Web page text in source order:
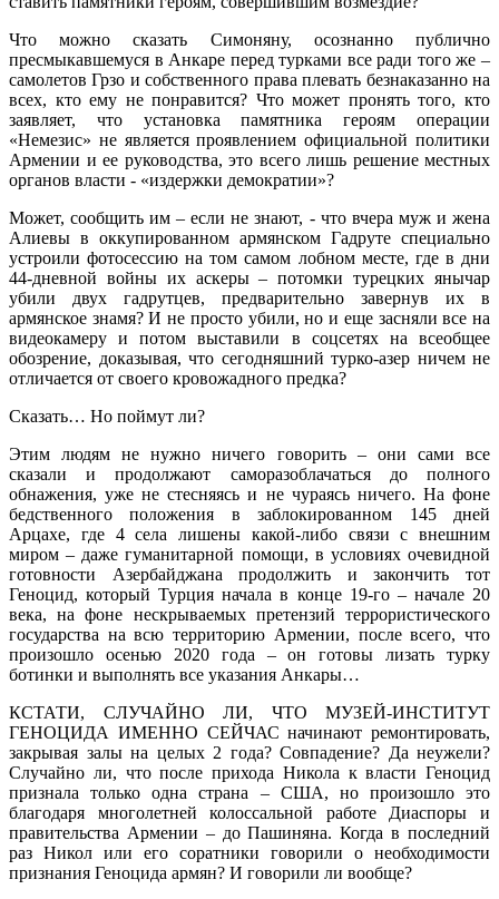
Что можно сказать Симоняну, осознанно публично
пресмыкавшемуся в Анкаре перед турками все ради того же –
самолетов Грзо и собственного права плевать безнаказанно на
всех, кто ему не понравится? Что может пронять того, кто
заявляет, что установка памятника героям операции
«Немезис» не является проявлением официальной политики
Армении и ее руководства, это всего лишь решение местных
органов власти - «издержки демократии»?
Может, сообщить им – если не знают, - что вчера муж и жена
Алиевы в оккупированном армянском Гадруте специально
устроили фотосессию на том самом лобном месте, где в дни
44-дневной войны их аскеры – потомки турецких янычар
убили двух гадрутцев, предварительно завернув их в
армянское знамя? И не просто убили, но и еще засняли все на
видеокамеру и потом выставили в соцсетях на всеобщее
обозрение, доказывая, что сегодняшний турко-азер ничем не
отличается от своего кровожадного предка?
Сказать… Но поймут ли?
Этим людям не нужно ничего говорить – они сами все
сказали и продолжают саморазоблачаться до полного
обнажения, уже не стесняясь и не чураясь ничего. На фоне
бедственного положения в заблокированном 145 дней
Арцахе, где 4 села лишены какой-либо связи с внешним
миром – даже гуманитарной помощи, в условиях очевидной
готовности Азербайджана продолжить и закончить тот
Геноцид, который Турция начала в конце 19-го – начале 20
века, на фоне нескрываемых претензий террористического
государства на всю территорию Армении, после всего, что
произошло осенью 2020 года – он готовы лизать турку
ботинки и выполнять все указания Анкары…
КСТАТИ, СЛУЧАЙНО ЛИ, ЧТО МУЗЕЙ-ИНСТИТУТ
ГЕНОЦИДА ИМЕННО СЕЙЧАС начинают ремонтировать,
закрывая залы на целых 2 года? Совпадение? Да неужели?
Случайно ли, что после прихода Никола к власти Геноцид
признала только одна страна – США, но произошло это
благодаря многолетней колоссальной работе Диаспоры и
правительства Армении – до Пашиняна. Когда в последний
раз Никол или его соратники говорили о необходимости
признания Геноцида армян? И говорили ли вообще?